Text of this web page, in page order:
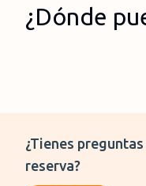
¿Dónde
¿Tienes
reserva?